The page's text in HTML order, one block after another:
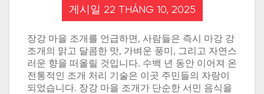
게시일 22 THÁNG 10, 2025
장강 마을 조개를 언급하면, 사람들은 즉시 마강 강
조개의 맑고 달콤한 맛, 가벼운 풍미, 그리고 자연스
러운 향을 떠올릴 것입니다. 수백 년 동안 이어져 온
전통적인 조개 처리 기술은 이곳 주민들의 자랑이
되었습니다. 장강 마을 조개가 단순한 서민 음식을